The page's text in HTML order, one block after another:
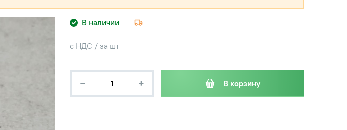
В наличии
с НДС / за шт
− + В корзину